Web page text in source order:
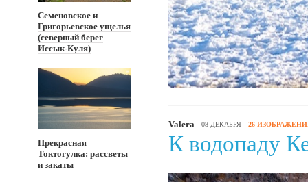
Семеновское и
Григорьевское ущелья
(северный берег
Иссык-Куля)
Прекрасная
Токтогулка: рассветы
и закаты
Valera 08 ДЕКАБРЯ 26
К водопаду